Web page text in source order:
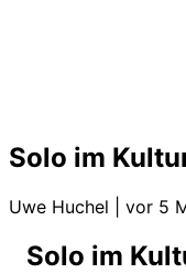
Solo im
Uwe Huchel vor 5
Solo im